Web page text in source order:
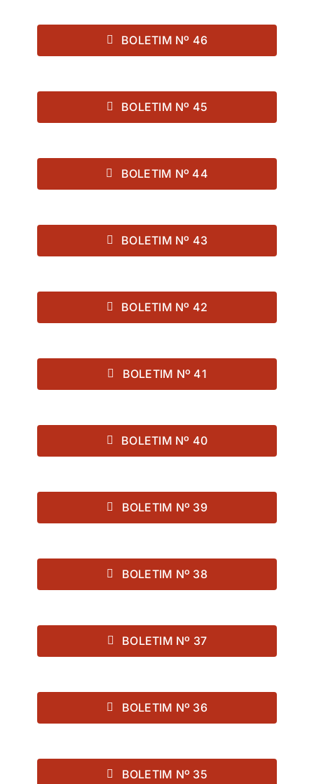
BOLETIM Nº 46
BOLETIM Nº 45
BOLETIM Nº 44
BOLETIM Nº 43
BOLETIM Nº 42
BOLETIM Nº 41
BOLETIM Nº 40
BOLETIM Nº 39
BOLETIM Nº 38
BOLETIM Nº 37
BOLETIM Nº 36
BOLETIM Nº 35